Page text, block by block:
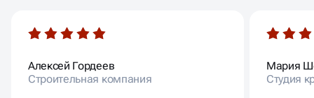
Алексей Гордеев
Строительная компания
Мария
Студия